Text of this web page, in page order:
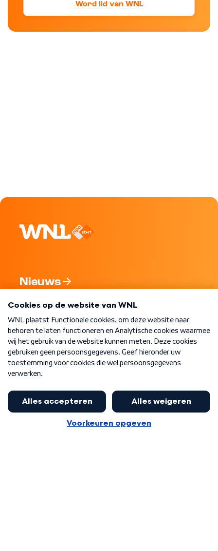
Word lid van WNL
Nieuws
Nieuwsbrief
Word Lid